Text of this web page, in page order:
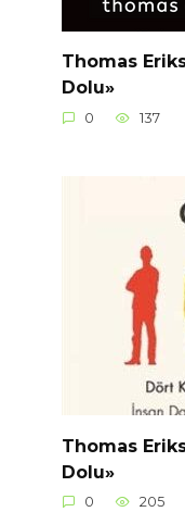
Thomas
Dolu»
0 137
Thomas
Dolu»
0 205